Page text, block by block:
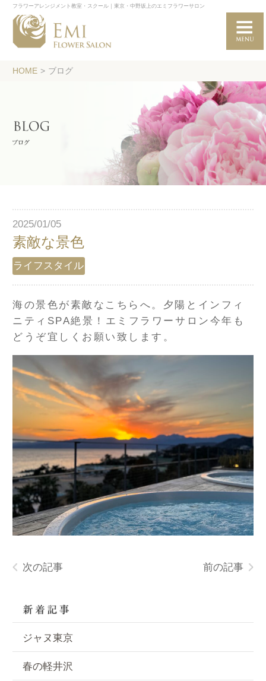
フラワーアレンジメント教室・スクール｜東京・中野坂上のエミフラワーサロン
HOME > ブログ
2025/01/05
素敵な景色
ライフスタイル
海の景色が素敵なこちらへ。夕陽とインフィ
ニティSPA絶景！エミフラワーサロン今年も
どうぞ宜しくお願い致します。
次の記事 前の記事
ジャヌ東京
春の軽井沢